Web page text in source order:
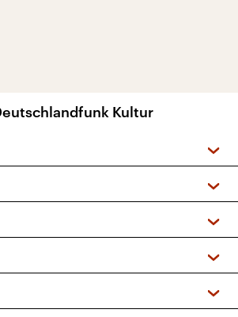
Kultur
und Podcasts
Kinderprogramm
(UKW + DAB+)